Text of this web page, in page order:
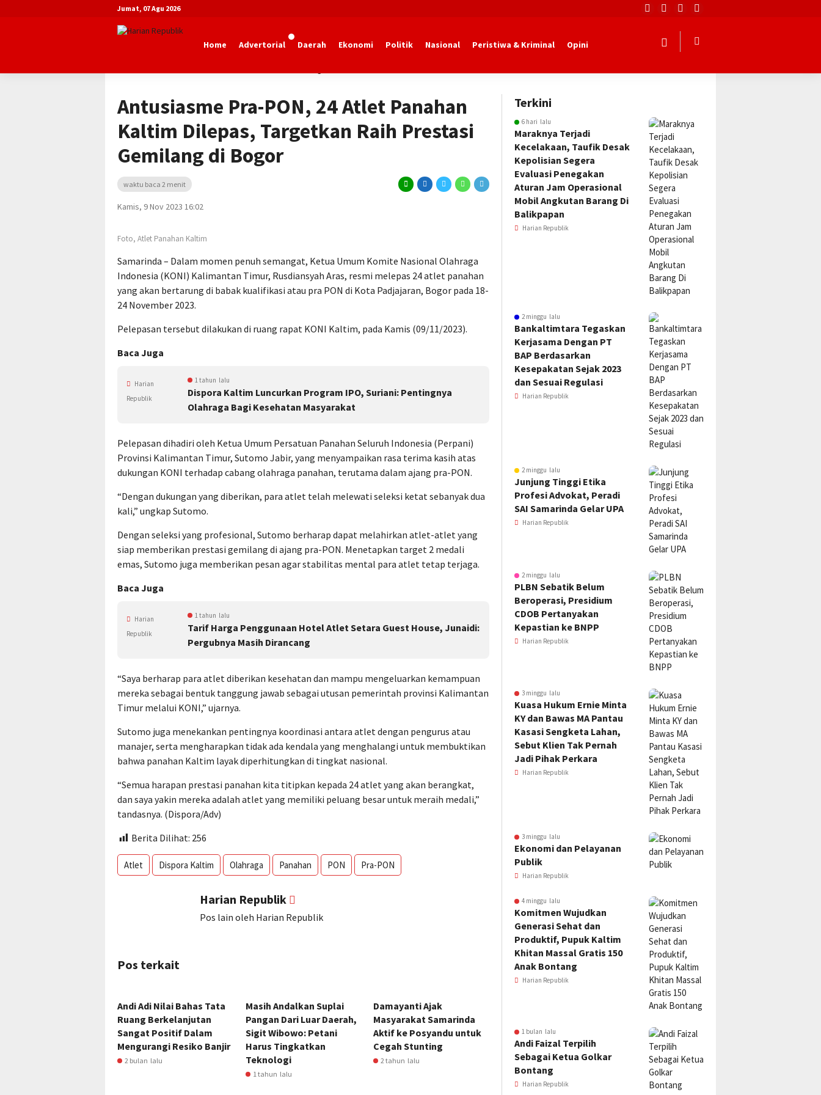
Jumat, 07 Agu 2026
Home Advertorial Daerah Ekonomi Politik Nasional Peristiwa & Kriminal Opini
Antusiasme Pra-PON, 24 Atlet Panahan
Kaltim Dilepas, Targetkan Raih Prestasi
Gemilang di Bogor
waktu baca 2 menit
Kamis, 9 Nov 2023 16:02
Foto, Atlet Panahan Kaltim
Samarinda – Dalam momen penuh semangat, Ketua Umum Komite Nasional Olahraga
Indonesia (KONI) Kalimantan Timur, Rusdiansyah Aras, resmi melepas 24 atlet panahan
yang akan bertarung di babak kualifikasi atau pra PON di Kota Padjajaran, Bogor pada 18-
24 November 2023.
Pelepasan tersebut dilakukan di ruang rapat KONI Kaltim, pada Kamis (09/11/2023).
Baca Juga
1 tahun lalu
Dispora Kaltim Luncurkan Program IPO, Suriani: Pentingnya
Olahraga Bagi Kesehatan Masyarakat
Harian
Republik
Pelepasan dihadiri oleh Ketua Umum Persatuan Panahan Seluruh Indonesia (Perpani)
Provinsi Kalimantan Timur, Sutomo Jabir, yang menyampaikan rasa terima kasih atas
dukungan KONI terhadap cabang olahraga panahan, terutama dalam ajang pra-PON.
“Dengan dukungan yang diberikan, para atlet telah melewati seleksi ketat sebanyak dua
kali,” ungkap Sutomo.
Dengan seleksi yang profesional, Sutomo berharap dapat melahirkan atlet-atlet yang
siap memberikan prestasi gemilang di ajang pra-PON. Menetapkan target 2 medali
emas, Sutomo juga memberikan pesan agar stabilitas mental para atlet tetap terjaga.
Baca Juga
1 tahun lalu
Tarif Harga Penggunaan Hotel Atlet Setara Guest House, Junaidi:
Pergubnya Masih Dirancang
Harian
Republik
“Saya berharap para atlet diberikan kesehatan dan mampu mengeluarkan kemampuan
mereka sebagai bentuk tanggung jawab sebagai utusan pemerintah provinsi Kalimantan
Timur melalui KONI,” ujarnya.
Sutomo juga menekankan pentingnya koordinasi antara atlet dengan pengurus atau
manajer, serta mengharapkan tidak ada kendala yang menghalangi untuk membuktikan
bahwa panahan Kaltim layak diperhitungkan di tingkat nasional.
“Semua harapan prestasi panahan kita titipkan kepada 24 atlet yang akan berangkat,
dan saya yakin mereka adalah atlet yang memiliki peluang besar untuk meraih medali,”
tandasnya. (Dispora/Adv)
Berita Dilihat: 256
Atlet Dispora Kaltim Olahraga Panahan PON Pra-PON
Harian Republik
Pos lain oleh Harian Republik
Pos terkait
Andi Adi Nilai Bahas Tata
Ruang Berkelanjutan
Sangat Positif Dalam
Mengurangi Resiko Banjir
2 bulan lalu
Masih Andalkan Suplai
Pangan Dari Luar Daerah,
Sigit Wibowo: Petani
Harus Tingkatkan
Teknologi
1 tahun lalu
Damayanti Ajak
Masyarakat Samarinda
Aktif ke Posyandu untuk
Cegah Stunting
2 tahun lalu
Terkini
6 hari lalu
Maraknya Terjadi
Kecelakaan, Taufik Desak
Kepolisian Segera
Evaluasi Penegakan
Aturan Jam Operasional
Mobil Angkutan Barang Di
Balikpapan
Harian Republik
2 minggu lalu
Bankaltimtara Tegaskan
Kerjasama Dengan PT
BAP Berdasarkan
Kesepakatan Sejak 2023
dan Sesuai Regulasi
Harian Republik
2 minggu lalu
Junjung Tinggi Etika
Profesi Advokat, Peradi
SAI Samarinda Gelar UPA
Harian Republik
2 minggu lalu
PLBN Sebatik Belum
Beroperasi, Presidium
CDOB Pertanyakan
Kepastian ke BNPP
Harian Republik
3 minggu lalu
Kuasa Hukum Ernie Minta
KY dan Bawas MA Pantau
Kasasi Sengketa Lahan,
Sebut Klien Tak Pernah
Jadi Pihak Perkara
Harian Republik
3 minggu lalu
Ekonomi dan Pelayanan
Publik
Harian Republik
4 minggu lalu
Komitmen Wujudkan
Generasi Sehat dan
Produktif, Pupuk Kaltim
Khitan Massal Gratis 150
Anak Bontang
Harian Republik
1 bulan lalu
Andi Faizal Terpilih
Sebagai Ketua Golkar
Bontang
Harian Republik